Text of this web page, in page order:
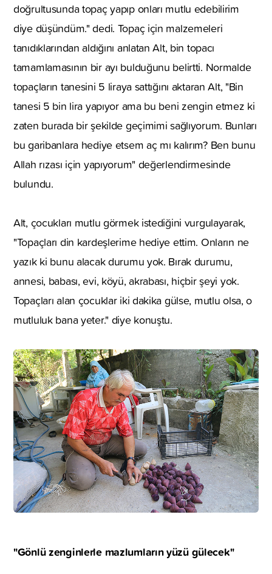
doğrultusunda topaç yapıp onları mutlu edebilirim
diye düşündüm." dedi. Topaç için malzemeleri
tanıdıklarından aldığını anlatan Alt, bin topacı
tamamlamasının bir ayı bulduğunu belirtti. Normalde
topaçların tanesini 5 liraya sattığını aktaran Alt, "Bin
tanesi 5 bin lira yapıyor ama bu beni zengin etmez ki
zaten burada bir şekilde geçimimi sağlıyorum. Bunları
bu garibanlara hediye etsem aç mı kalırım? Ben bunu
Allah rızası için yapıyorum" değerlendirmesinde
bulundu.
Alt, çocukları mutlu görmek istediğini vurgulayarak,
"Topaçları din kardeşlerime hediye ettim. Onların ne
yazık ki bunu alacak durumu yok. Bırak durumu,
annesi, babası, evi, köyü, akrabası, hiçbir şeyi yok.
Topaçları alan çocuklar iki dakika gülse, mutlu olsa, o
mutluluk bana yeter." diye konuştu.
"Gönlü zenginlerle mazlumların yüzü gülecek"